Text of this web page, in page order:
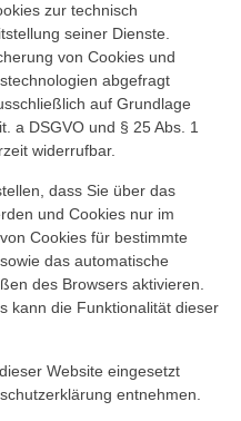
zur technisch
seiner Dienste.
von Cookies und
abgefragt
auf Grundlage
a DSGVO und § 25 Abs. 1
widerrufbar.
dass Sie über das
und Cookies nur im
Cookies für bestimmte
das automatische
des Browsers aktivieren.
kann die Funktionalität dieser
Website eingesetzt
entnehmen.